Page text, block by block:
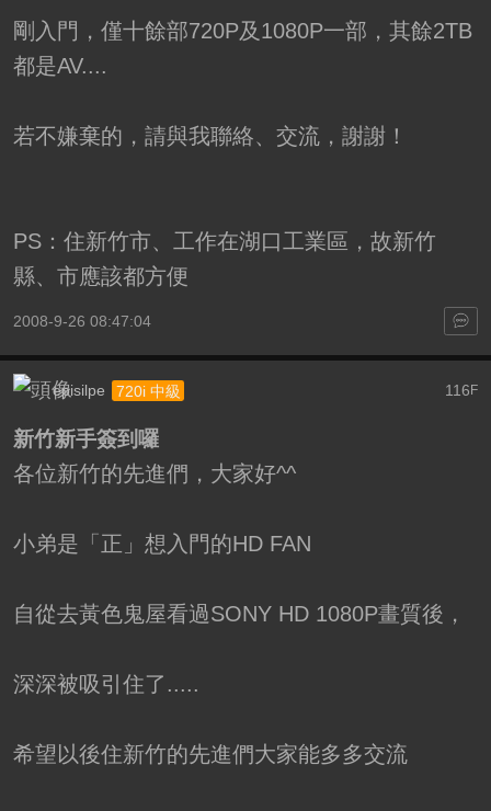
剛入門，僅十餘部720P及1080P一部，其餘2TB
都是AV....
若不嫌棄的，請與我聯絡、交流，謝謝！
PS：住新竹市、工作在湖口工業區，故新竹
縣、市應該都方便
2008-9-26 08:47:04
116 F
episilpe 720i 中級
新竹新手簽到囉
各位新竹的先進們，大家好^^
小弟是「正」想入門的HD FAN
自從去黃色鬼屋看過SONY HD 1080P畫質後，
深深被吸引住了.....
希望以後住新竹的先進們大家能多多交流